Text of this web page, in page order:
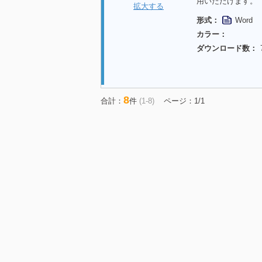
拡大する
形式：
Word
カラー：
ダウンロード数：
合計： 8件 (1-8) ページ：1/1